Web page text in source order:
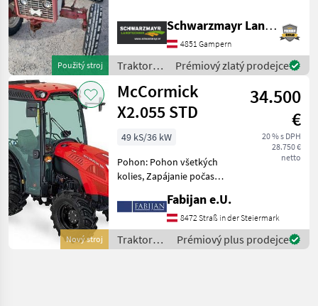
Použitý stroj
zadné pneumatiky ako
nové s dodatočne
namontovaným
mechanickým riadiacim
zariadením 28 km/h podľa
Schwarzmayr Landtechnik GmbH - Gampern
4851 Gampern
Traktory /
McCormick
Prémiový zlatý prodejce
Nový stroj
McCormick
X2.055 STD
34.500
€
20 % s DPH
28.750 €
netto
49 kS/36 kW
Pohon: Pohon všetkých
kolies, Zapájanie počas
rušňovodiča: Vodičská
kabína, Vývodový hriadeľ
hnacieho hriadeľa:
540/540E, Najvyššia
Fabijan e.U.
8472 Straß in der Steiermark
Traktory /
McCormick
Prémiový plus prodejce